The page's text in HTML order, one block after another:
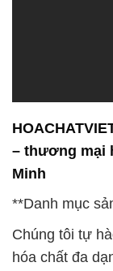
– thương mại
Minh
**Danh mục
Chúng tôi tự
hóa chất đa